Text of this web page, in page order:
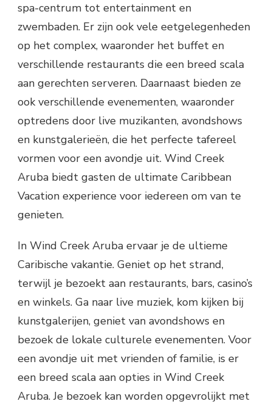
spa-centrum tot entertainment en
zwembaden. Er zijn ook vele eetgelegenheden
op het complex, waaronder het buffet en
verschillende restaurants die een breed scala
aan gerechten serveren. Daarnaast bieden ze
ook verschillende evenementen, waaronder
optredens door live muzikanten, avondshows
en kunstgalerieën, die het perfecte tafereel
vormen voor een avondje uit. Wind Creek
Aruba biedt gasten de ultimate Caribbean
Vacation experience voor iedereen om van te
genieten.
In Wind Creek Aruba ervaar je de ultieme
Caribische vakantie. Geniet op het strand,
terwijl je bezoekt aan restaurants, bars, casino’s
en winkels. Ga naar live muziek, kom kijken bij
kunstgalerijen, geniet van avondshows en
bezoek de lokale culturele evenementen. Voor
een avondje uit met vrienden of familie, is er
een breed scala aan opties in Wind Creek
Aruba. Je bezoek kan worden opgevrolijkt met